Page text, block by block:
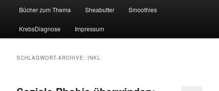
Zum
Inhalt
Zum
sekundären
Bücher zum Thema Sheabutter Smoothies
KrebsDiagnose Impressum
SCHLAGWORT-ARCHIVE: INKL.